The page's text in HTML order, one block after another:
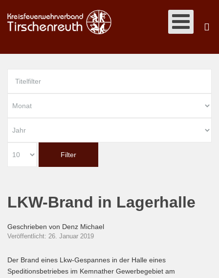
Filter
LKW-Brand in Lagerhalle
Geschrieben von Denz Michael
Veröffentlicht: 26. Januar 2019
Der Brand eines Lkw-Gespannes in der Halle eines
Speditionsbetriebes im Kemnather Gewerbegebiet am